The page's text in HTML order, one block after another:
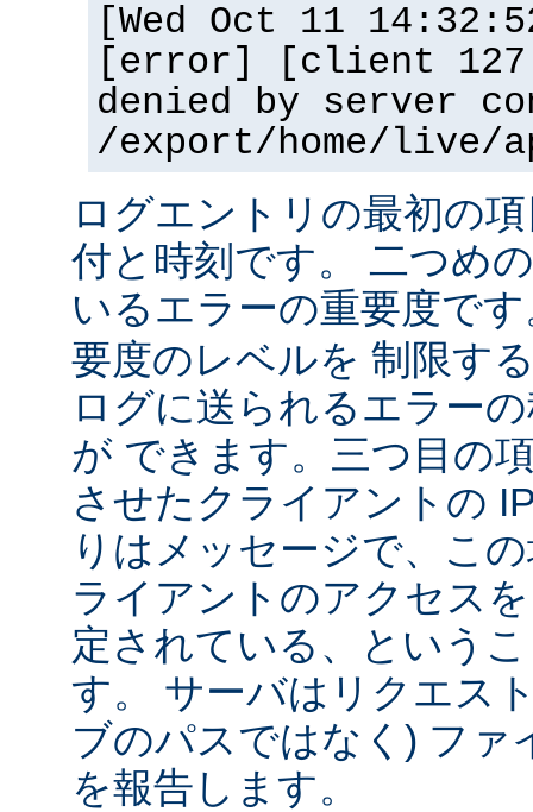
[Wed Oct 11
[error] [client
denied by server
/export/home/live/
ログエントリの最初の
付と時刻です。 二つめ
いるエラーの重要度で
要度のレベルを 制限す
ログに送られるエラー
が できます。三つ目の
させたクライアントの
りはメッセージで、こ
ライアントのアクセス
定されている、という
す。 サーバはリクエス
ブのパスではなく) ファ
を報告します。